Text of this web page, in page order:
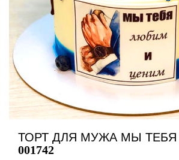
ТОРТ ДЛЯ МУЖА МЫ
001742